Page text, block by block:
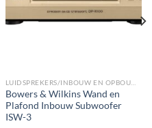
Bowers & Wilkins Wand en
Plafond Inbouw Subwoofer
ISW-3